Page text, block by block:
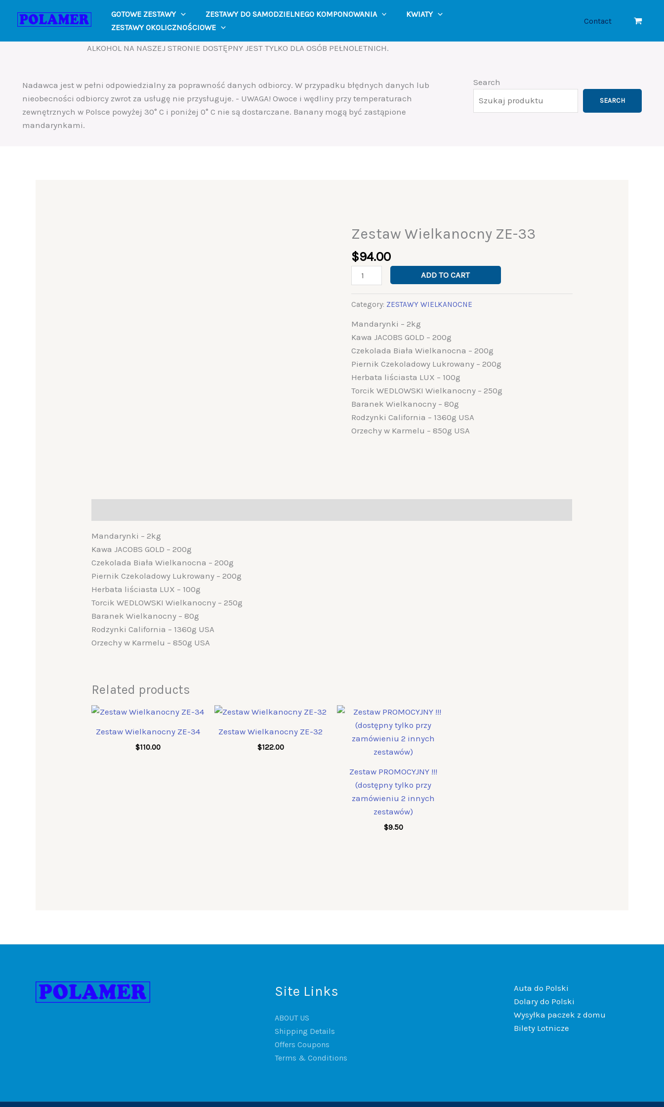
GOTOWE ZESTAWY ZESTAWY DO SAMODZIELNEGO KOMPONOWANIA
KWIATY
ZESTAWY OKOLICZNOŚCIOWE
Contact
ALKOHOL NA NASZEJ STRONIE DOSTĘPNY JEST TYLKO DLA OSÓB PEŁNOLETNICH.
Nadawca jest w pełni odpowiedzialny za poprawność danych odbiorcy. W przypadku błędnych danych lub
nieobecności odbiorcy zwrot za usługę nie przysługuje. - UWAGA! Owoce i wędliny przy temperaturach
zewnętrznych w Polsce powyżej 30° C i poniżej 0° C nie są dostarczane. Banany mogą być zastąpione
mandarynkami.
Search
SEARCH
Zestaw Wielkanocny ZE-33
$94.00
Zestaw
ZE-
quantity
ADD TO CART
Category: ZESTAWY WIELKANOCNE
Mandarynki – 2kg
Kawa JACOBS GOLD – 200g
Czekolada Biała Wielkanocna – 200g
Piernik Czekoladowy Lukrowany – 200g
Herbata liściasta LUX – 100g
Torcik WEDLOWSKI Wielkanocny – 250g
Baranek Wielkanocny – 80g
Rodzynki California – 1360g USA
Orzechy w Karmelu – 850g USA
Mandarynki – 2kg
Kawa JACOBS GOLD – 200g
Czekolada Biała Wielkanocna – 200g
Piernik Czekoladowy Lukrowany – 200g
Herbata liściasta LUX – 100g
Torcik WEDLOWSKI Wielkanocny – 250g
Baranek Wielkanocny – 80g
Rodzynki California – 1360g USA
Orzechy w Karmelu – 850g USA
Related products
Zestaw Wielkanocny ZE-34
$110.00
Zestaw Wielkanocny ZE-32
$122.00
Zestaw PROMOCYJNY !!!
(dostępny tylko przy
zamówieniu 2 innych
zestawów)
$9.50
Site Links
ABOUT US
Shipping Details
Offers Coupons
Terms & Conditions
Auta do Polski
Dolary do Polski
Wysyłka paczek z domu
Bilety Lotnicze